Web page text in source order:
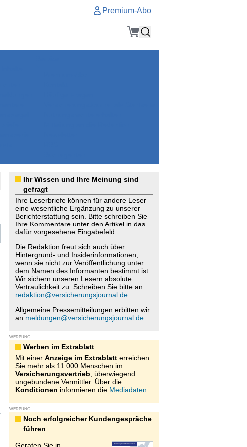
Premium-Abo
Ihr Wissen und Ihre Meinung sind
gefragt
Ihre Leserbriefe können für andere Leser
eine wesentliche Ergänzung zu unserer
Berichterstattung sein. Bitte schreiben Sie
Ihre Kommentare unter den Artikel in das
dafür vorgesehene Eingabefeld.
Die Redaktion freut sich auch über
Hintergrund- und Insiderinformationen,
wenn sie nicht zur Veröffentlichung unter
dem Namen des Informanten bestimmt ist.
Wir sichern unseren Lesern absolute
Vertraulichkeit zu. Schreiben Sie bitte an
redaktion@versicherungsjournal.de.
Allgemeine Pressemitteilungen erbitten wir
an meldungen@versicherungsjournal.de.
WERBUNG
Werben im Extrablatt
Mit einer Anzeige im Extrablatterreichen
Sie mehr als 11.000 Menschen im
Versicherungsvertrieb , überwiegend
ungebundene Vermittler. Über die
Konditionen informieren die Mediadaten
WERBUNG
Noch erfolgreicher Kundengespräche
führen
Geraten Sie in